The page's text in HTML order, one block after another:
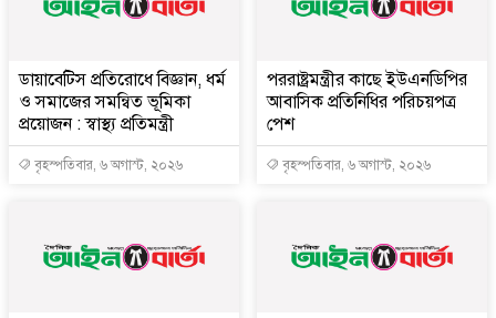
ডায়াবেটিস প্রতিরোধে বিজ্ঞান, ধর্ম
ও সমাজের সমন্বিত ভূমিকা
প্রয়োজন : স্বাস্থ্য প্রতিমন্ত্রী
বৃহস্পতিবার, ৬ অগাস্ট, ২০২৬
পররাষ্ট্রমন্ত্রীর কা‌ছে ইউএনডিপির
আবাসিক প্রতিনিধির পরিচয়পত্র
পেশ
বৃহস্পতিবার, ৬ অগাস্ট, ২০২৬